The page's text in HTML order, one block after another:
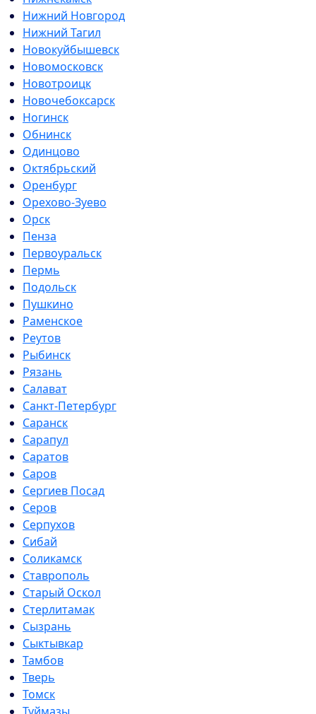
Нижний Новгород
Нижний Тагил
Новокуйбышевск
Новомосковск
Новотроицк
Новочебоксарск
Ногинск
Обнинск
Одинцово
Октябрьский
Оренбург
Орехово-Зуево
Орск
Пенза
Первоуральск
Пермь
Подольск
Пушкино
Раменское
Реутов
Рыбинск
Рязань
Салават
Санкт-Петербург
Саранск
Сарапул
Саратов
Саров
Сергиев Посад
Серов
Серпухов
Сибай
Соликамск
Ставрополь
Старый Оскол
Стерлитамак
Сызрань
Сыктывкар
Тамбов
Тверь
Томск